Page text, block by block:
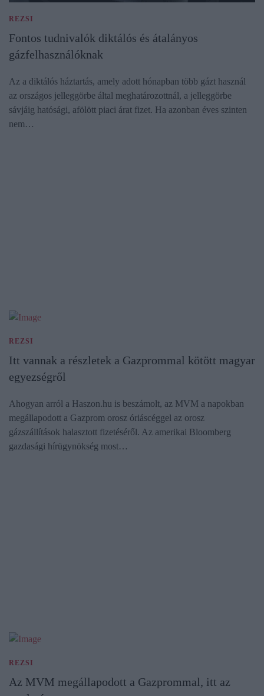
REZSI
Fontos tudnivalók diktálós és átalányos
gázfelhasználóknak
Az a diktálós háztartás, amely adott hónapban több gázt használ
az országos jelleggörbe által meghatározottnál, a jelleggörbe
sávjáig hatósági, afölött piaci árat fizet. Ha azonban éves szinten
nem…
REZSI
Itt vannak a részletek a Gazprommal kötött magyar
egyezségről
Ahogyan arról a Haszon.hu is beszámolt, az MVM a napokban
megállapodott a Gazprom orosz óriáscéggel az orosz
gázszállítások halasztott fizetéséről. Az amerikai Bloomberg
gazdasági hírügynökség most…
REZSI
Az MVM megállapodott a Gazprommal, itt az